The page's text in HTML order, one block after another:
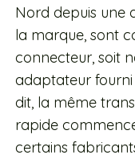
Nord depuis une
la marque, sont
connecteur, soit
adaptateur fourni
dit, la même
rapide
certains